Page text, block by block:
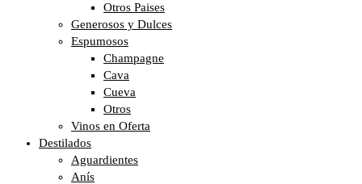
Otros Paises
Generosos y Dulces
Espumosos
Champagne
Cava
Cueva
Otros
Vinos en Oferta
Destilados
Aguardientes
Anís